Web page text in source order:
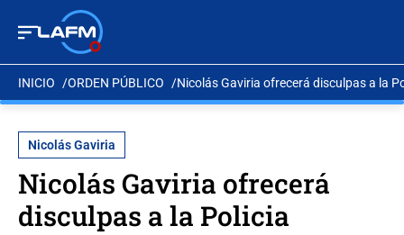
INICIO ORDEN PÚBLICO Nicolás Gaviria ofrecerá disculpas a la
Nicolás Gaviria
Nicolás Gaviria ofrecerá
disculpas a la Policia